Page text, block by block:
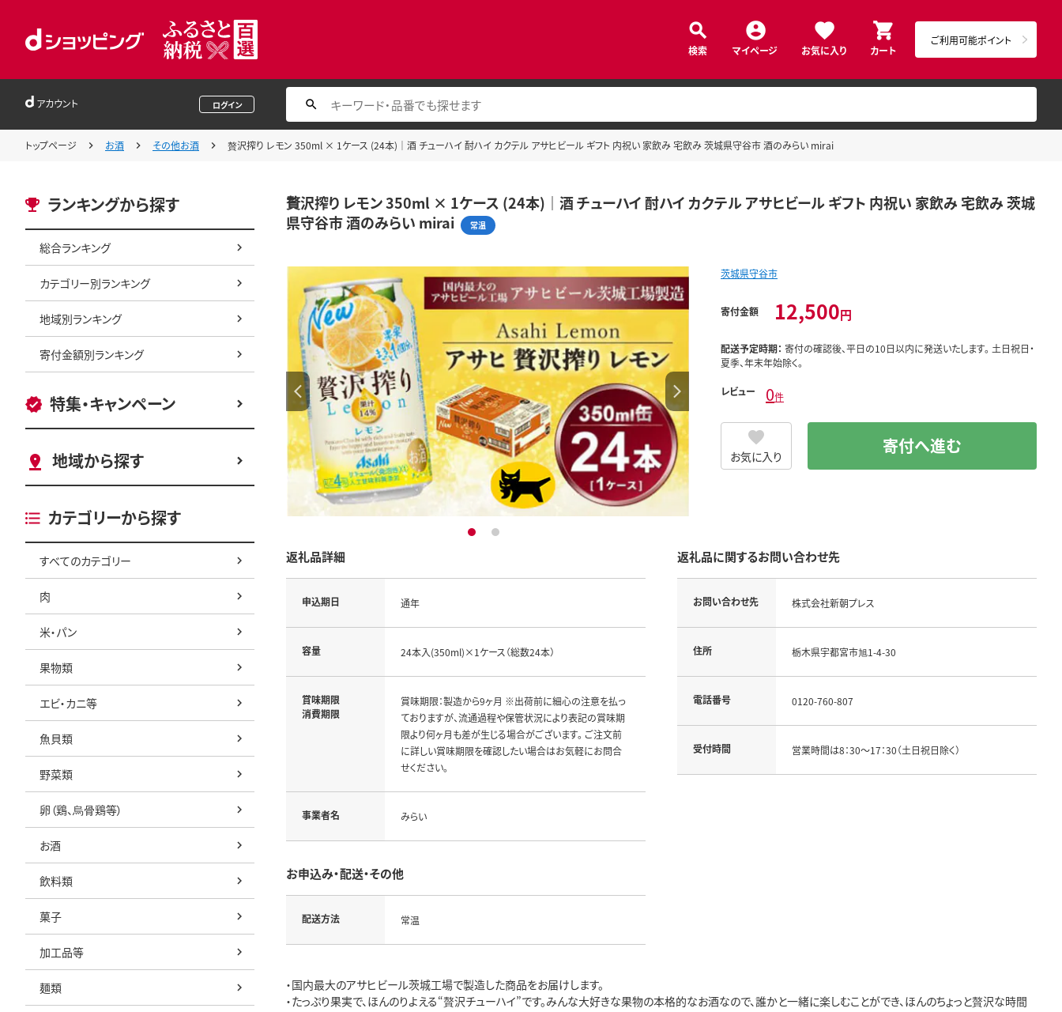
検索 マイページ お気に入り カート
ご利用可能ポイント
アカウント ログイン
トップページ お酒 その他お酒 贅沢搾り レモン 350ml × 1ケース (24本)｜酒 チューハイ 酎ハイ カクテル アサヒビール ギフト 内祝い 家飲み 宅飲み 茨城県守谷市 酒のみらい mirai
ランキングから探す
総合ランキング
カテゴリー別ランキング
地域別ランキング
寄付金額別ランキング
特集・キャンペーン
地域から探す
カテゴリーから探す
すべてのカテゴリー
肉
米・パン
果物類
エビ・カニ等
魚貝類
野菜類
卵（鶏、烏骨鶏等）
お酒
飲料類
菓子
加工品等
麺類
贅沢搾り レモン 350ml × 1ケース (24本)｜酒 チューハイ 酎ハイ カクテル アサヒビール ギフト 内祝い 家飲み 宅飲み 茨城
県守谷市 酒のみらい mirai
常温
1 2
茨城県守谷市
寄付金額 12,500円
配送予定時期： 寄付の確認後、平日の10日以内に発送いたします。 土日祝日・
夏季、年末年始除く。
レビュー 0件
お気に入り 寄付へ進む
返礼品詳細
申込期日 通年
容量 24本入(350ml)×1ケース（総数24本）
賞味期限
消費期限
賞味期限：製造から9ヶ月 ※出荷前に細心の注意を払っ
ておりますが、流通過程や保管状況により表記の賞味期
限より何ヶ月も差が生じる場合がございます。 ご注文前
に詳しい賞味期限を確認したい場合はお気軽にお問合
せください。
事業者名 みらい
お申込み・配送・その他
配送方法 常温
返礼品に関するお問い合わせ先
お問い合わせ先 株式会社新朝プレス
住所 栃木県宇都宮市旭1-4-30
電話番号 0120-760-807
受付時間 営業時間は8：30～17：30（土日祝日除く）
・国内最大のアサヒビール茨城工場で製造した商品をお届けします。
・たっぷり果実で、ほんのりよえる“贅沢チューハイ”です。みんな大好きな果物の本格的なお酒なので、誰かと一緒に楽しむことができ、ほんのちょっと贅沢な時間